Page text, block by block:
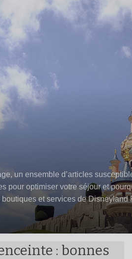
un ensemble d’articles
optimiser votre séjour et
et services de Disneyland
: bonnes